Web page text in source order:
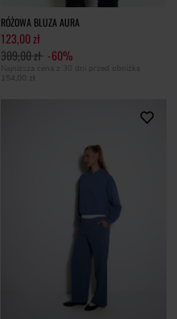
RÓŻOWA BLUZA AURA
123,00 zł
309,00 zł -60%
Najniższa cena z 30 dni przed obniżką
154,00 zł